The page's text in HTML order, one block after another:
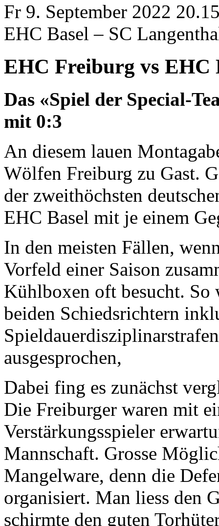
Fr 9. September 2022
EHC Basel – SC
EHC Freiburg vs EHC
Das «Spiel der Special-
mit 0:3
An diesem lauen
Wölfen Freiburg zu Gast.
der zweithöchsten
EHC Basel mit je einem
In den meisten Fällen,
Vorfeld einer Saison
Kühlboxen oft besucht. So
beiden Schiedsrichtern
ausgesprochen,
Dabei fing es zunächst
Die Freiburger waren mit
Verstärkungsspieler
Mannschaft. Grosse
Mangelware, denn die
organisiert. Man liess den
schirmte den guten